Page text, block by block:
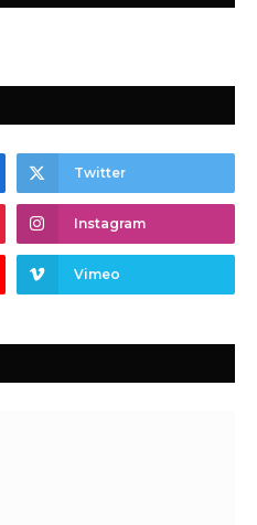
Twitter
Instagram
Vimeo